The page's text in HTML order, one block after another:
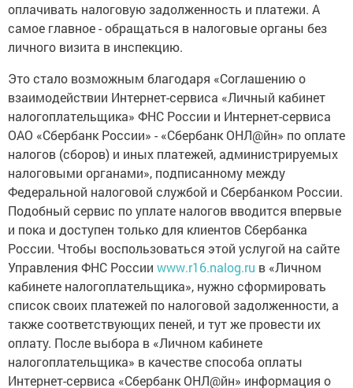
оплачивать налоговую задолженность и платежи. А
самое главное - обращаться в налоговые органы без
личного визита в инспекцию.
Это стало возможным благодаря «Соглашению о
взаимодействии Интернет-сервиса «Личный кабинет
налогоплательщика» ФНС России и Интернет-сервиса
ОАО «Сбербанк России» - «Сбербанк ОНЛ@йн» по оплате
налогов (сборов) и иных платежей, администрируемых
налоговыми органами», подписанному между
Федеральной налоговой службой и Сбербанком России.
Подобный сервис по уплате налогов вводится впервые
и пока и доступен только для клиентов Сбербанка
России. Чтобы воспользоваться этой услугой на сайте
Управления ФНС России www.r16.nalog.ru в «Личном
кабинете налогоплательщика», нужно сформировать
список своих платежей по налоговой задолженности, а
также соответствующих пеней, и тут же провести их
оплату. После выбора в «Личном кабинете
налогоплательщика» в качестве способа оплаты
Интернет-сервиса «Сбербанк ОНЛ@йн» информация о